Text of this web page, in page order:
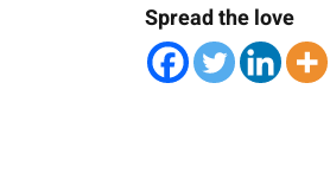
Spread the love